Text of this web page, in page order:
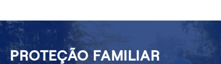
PROTEÇÃO FAMILIAR